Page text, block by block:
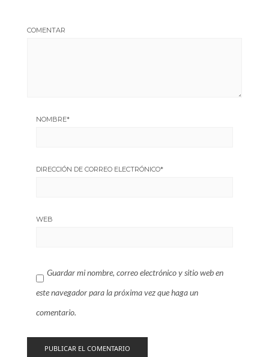
COMENTAR
NOMBRE*
DIRECCIÓN DE CORREO ELECTRÓNICO*
WEB
Guardar mi nombre, correo electrónico y sitio web en
este navegador para la próxima vez que haga un
comentario.